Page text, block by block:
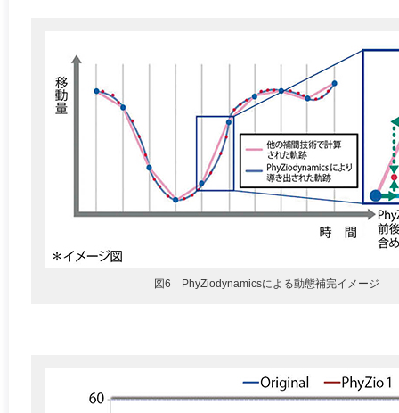
図6 PhyZiodynamicsによる動態補完イメージ